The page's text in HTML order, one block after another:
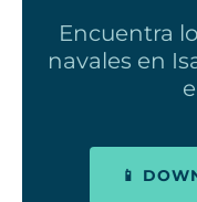
Encuentra
navales en
📱